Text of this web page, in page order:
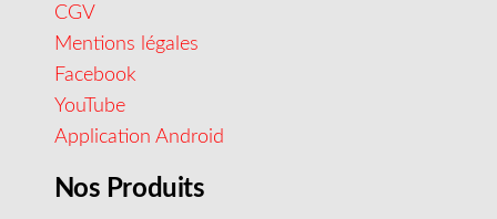
CGV
Mentions légales
Facebook
YouTube
Application Android
Nos Produits